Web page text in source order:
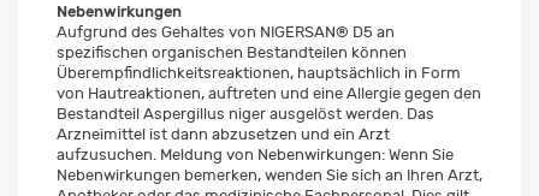
Nebenwirkungen
Aufgrund des Gehaltes von NIGERSAN® D5 an
spezifischen organischen Bestandteilen können
Überempfindlichkeitsreaktionen, hauptsächlich in Form
von Hautreaktionen, auftreten und eine Allergie gegen den
Bestandteil Aspergillus niger ausgelöst werden. Das
Arzneimittel ist dann abzusetzen und ein Arzt
aufzusuchen. Meldung von Nebenwirkungen: Wenn Sie
Nebenwirkungen bemerken, wenden Sie sich an Ihren Arzt,